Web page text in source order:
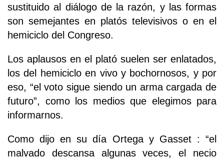
sustituido al diálogo de la razón, y las formas
son semejantes en platós televisivos o en el
hemiciclo del Congreso.
Los aplausos en el plató suelen ser enlatados,
los del hemiciclo en vivo y bochornosos, y por
eso, “el voto sigue siendo un arma cargada de
futuro”, como los medios que elegimos para
informarnos.
Como dijo en su día Ortega y Gasset : “el
malvado descansa algunas veces, el necio